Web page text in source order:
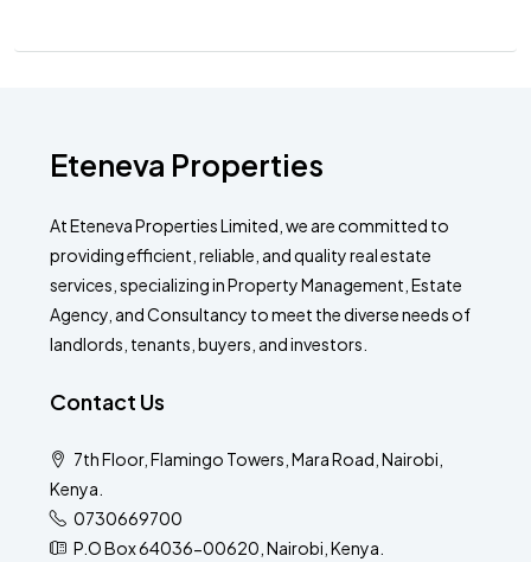
Eteneva Properties
At Eteneva Properties Limited, we are committed to
providing efficient, reliable, and quality real estate
services, specializing in Property Management, Estate
Agency, and Consultancy to meet the diverse needs of
landlords, tenants, buyers, and investors.
Contact Us
7th Floor, Flamingo Towers, Mara Road, Nairobi,
Kenya.
0730669700
P.O Box 64036-00620, Nairobi, Kenya.